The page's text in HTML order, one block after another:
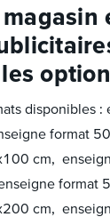
disponibles :
format
cm,
format
cm,